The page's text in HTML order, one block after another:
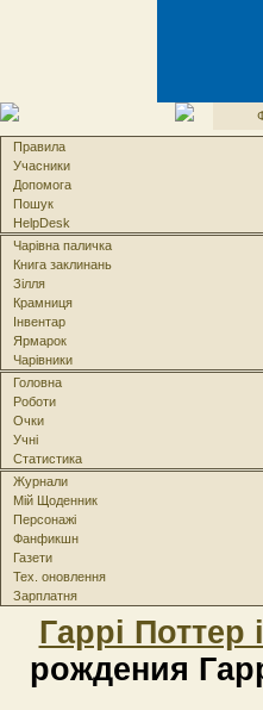
Правила
Учасники
Допомога
Пошук
HelpDesk
Чарівна паличка
Книга заклинань
Зілля
Крамниця
Інвентар
Ярмарок
Чарівники
Головна
Роботи
Очки
Учні
Статистика
Журнали
Мій Щоденник
Персонажі
Фанфикшн
Газети
Тех. оновлення
Зарплатня
Гаррі
рождения